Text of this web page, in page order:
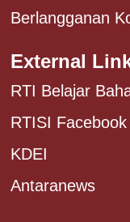
Berlangganan
External
RTI Belajar
RTISI Facebook
KDEI
Antaranews